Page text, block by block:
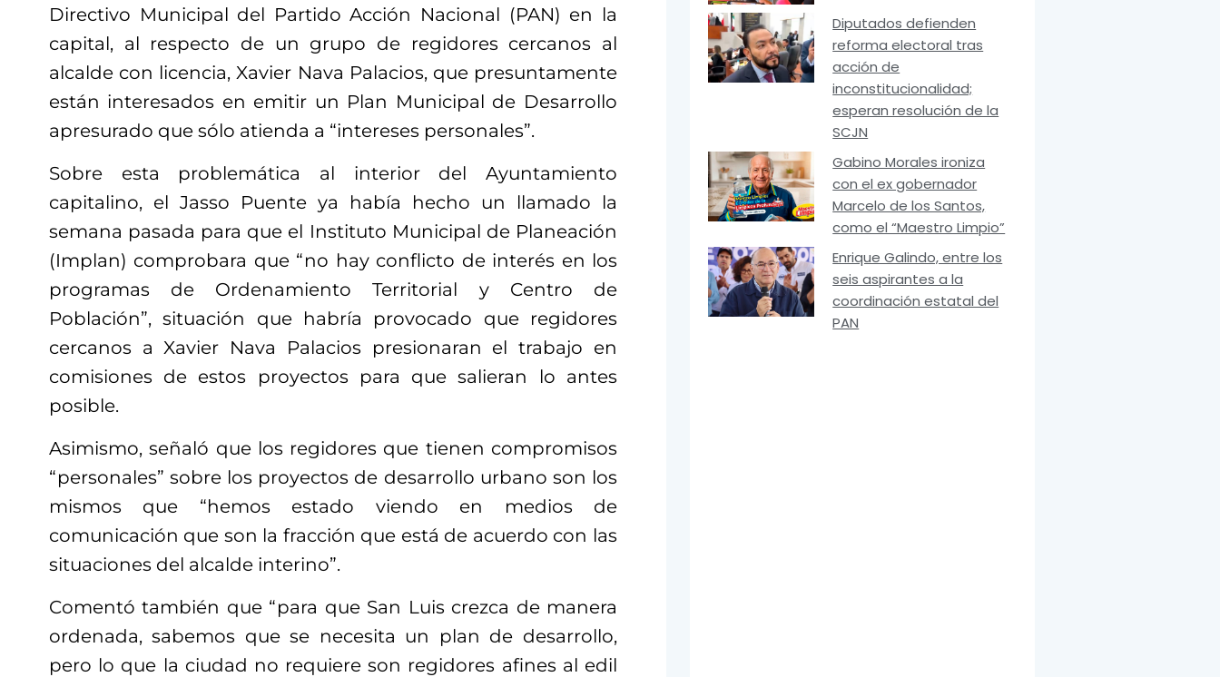
Directivo Municipal del Partido Acción Nacional (PAN) en la
capital, al respecto de un grupo de regidores cercanos al
alcalde con licencia, Xavier Nava Palacios, que presuntamente
están interesados en emitir un Plan Municipal de Desarrollo
apresurado que sólo atienda a “intereses personales”.
Sobre esta problemática al interior del Ayuntamiento
capitalino, el Jasso Puente ya había hecho un llamado la
semana pasada para que el Instituto Municipal de Planeación
(Implan) comprobara que “no hay conflicto de interés en los
programas de Ordenamiento Territorial y Centro de
Población”, situación que habría provocado que regidores
cercanos a Xavier Nava Palacios presionaran el trabajo en
comisiones de estos proyectos para que salieran lo antes
posible.
Asimismo, señaló que los regidores que tienen compromisos
“personales” sobre los proyectos de desarrollo urbano son los
mismos que “hemos estado viendo en medios de
comunicación que son la fracción que está de acuerdo con las
situaciones del alcalde interino”.
Comentó también que “para que San Luis crezca de manera
ordenada, sabemos que se necesita un plan de desarrollo,
pero lo que la ciudad no requiere son regidores afines al edil
Diputados defienden
reforma electoral tras
acción de
inconstitucionalidad;
esperan resolución de la
SCJN
Gabino Morales ironiza
con el ex gobernador
Marcelo de los Santos,
como el “Maestro Limpio”
Enrique Galindo, entre los
seis aspirantes a la
coordinación estatal del
PAN